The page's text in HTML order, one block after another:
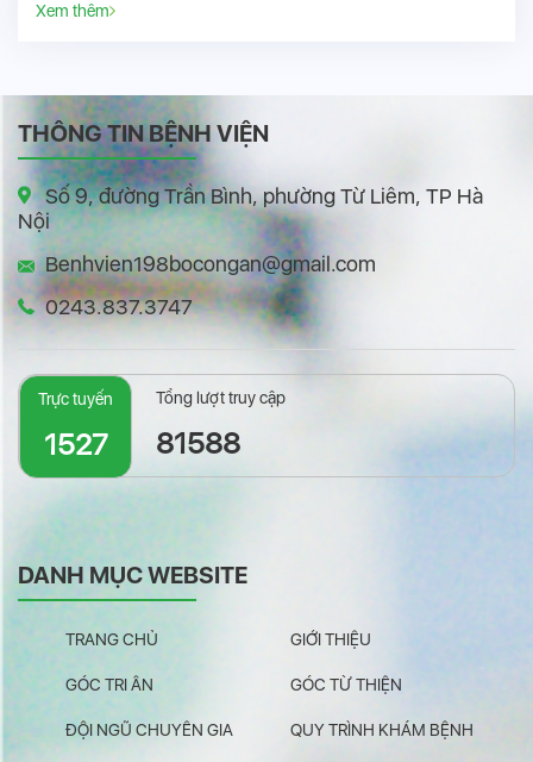
Xem thêm
THÔNG TIN BỆNH VIỆN
Số 9, đường Trần Bình, phường Từ Liêm, TP Hà
Nội
Benhvien198bocongan@gmail.com
0243.837.3747
Trực tuyến
1527
Tổng lượt truy cập
81588
DANH MỤC WEBSITE
TRANG CHỦ GIỚI THIỆU
GÓC TRI ÂN GÓC TỪ THIỆN
ĐỘI NGŨ CHUYÊN GIA QUY TRÌNH KHÁM BỆNH